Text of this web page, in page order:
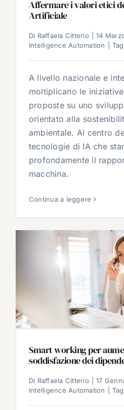
Affermare i valori etici
Artificiale
Di Raffaela Citterio 14
Intelligence Automation
A livello nazionale e
moltiplicano le
proposte su uno
orientato alla
ambientale. Al centro
tecnologie di IA che
profondamente il
macchina.
Continua a leggere
Smart working per
soddisfazione dei
Di Raffaela Citterio 17
Intelligence Automation